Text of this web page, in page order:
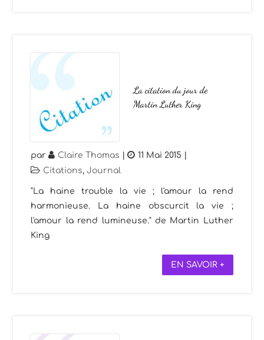
La citation du jour de
Martin Luther King
par Claire Thomas | 11 Mai 2015
Citations,Journal
"La haine trouble la vie ; l'amour la rend
harmonieuse. La haine obscurcit la vie ;
l'amour la rend lumineuse." de Martin Luther
King
EN SAVOIR +